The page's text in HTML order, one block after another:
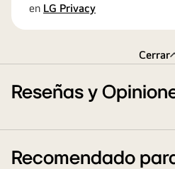
en LG Privacy
Cerrar
Reseñas y
Recomendado